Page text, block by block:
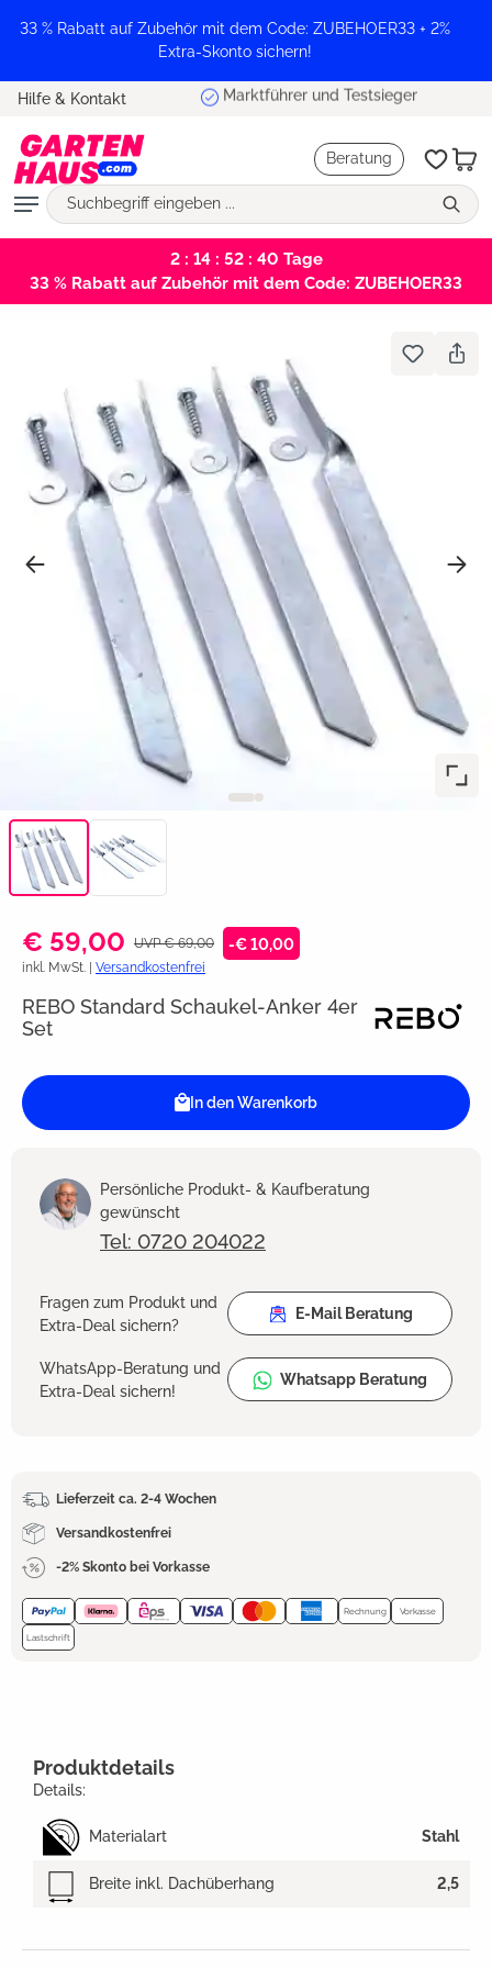
springen
33 % Rabatt auf Zubehör mit dem Code: ZUBEHOER33 + 2%
Extra-Skonto sichern!
Hilfe & Kontakt Marktführer und Testsieger
Beratung
2 : 14 : 52 : 40 Tage
33 % Rabatt auf Zubehör mit dem Code: ZUBEHOER33
€ 59,00 UVP € 69,00 -€ 10,00
inkl. MwSt. | Versandkostenfrei
REBO Standard Schaukel-Anker 4er
Set
In den Warenkorb
Persönliche Produkt- & Kaufberatung
gewünscht
Tel: 0720 204022
Fragen zum Produkt und
Extra-Deal sichern?
E-Mail Beratung
WhatsApp-Beratung und
Extra-Deal sichern!
Whatsapp Beratung
Lieferzeit ca. 2-4 Wochen
Versandkostenfrei
-2% Skonto bei Vorkasse
Rechnung Vorkasse
Lastschrift
Produktdetails
Details:
Materialart Stahl
Breite inkl. Dachüberhang 2,5